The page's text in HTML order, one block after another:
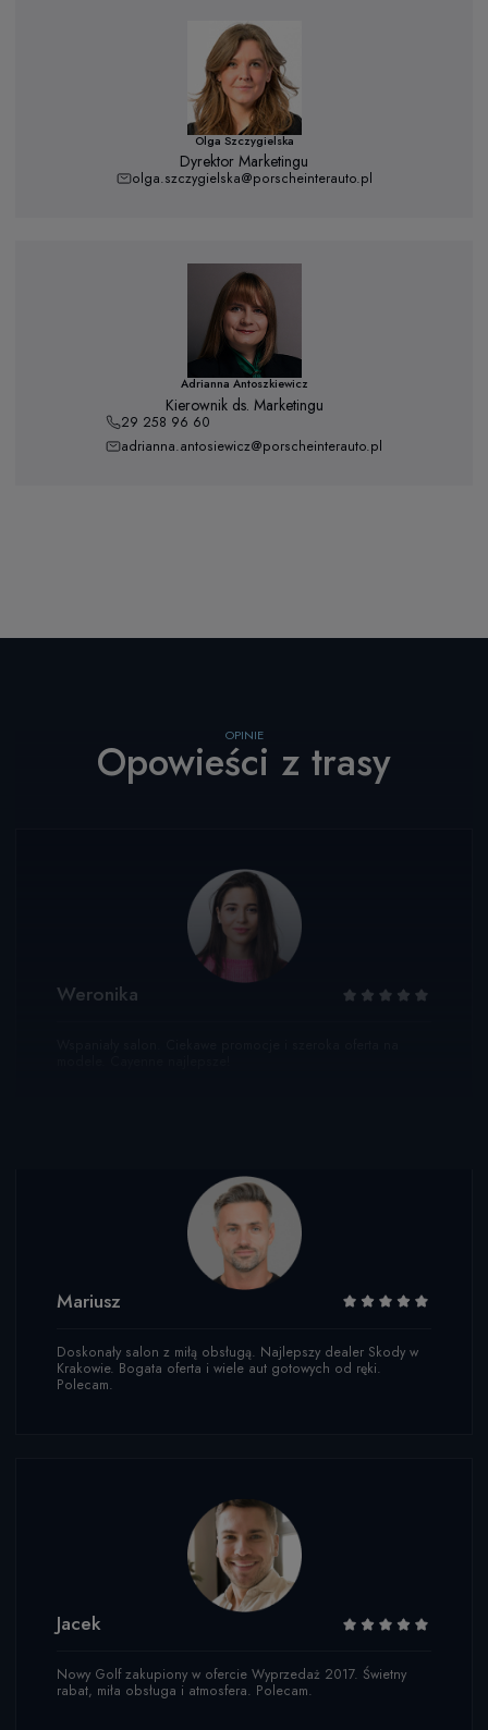
Olga Szczygielska
Dyrektor Marketingu
olga.szczygielska@porscheinterauto.pl
Adrianna Antoszkiewicz
Kierownik ds. Marketingu
29 258 96 60
adrianna.antosiewicz@porscheinterauto.pl
OPINIE
Opowieści z trasy
Weronika
Mariusz
Doskonały salon z miłą obsługą. Najlepszy dealer Skody w
Krakowie. Bogata oferta i wiele aut gotowych od ręki.
Polecam.
Jacek
Nowy Golf zakupiony w ofercie Wyprzedaż 2017. Świetny
rabat, miła obsługa i atmosfera. Polecam.